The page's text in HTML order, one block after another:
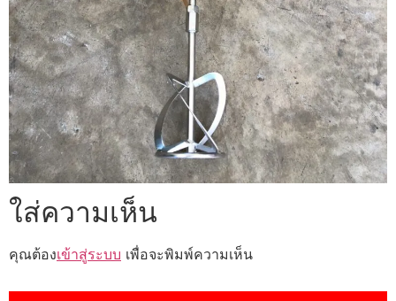
ใส่ความเห็น
คุณต้องเข้าสู่ระบบ เพื่อจะพิมพ์ความเห็น